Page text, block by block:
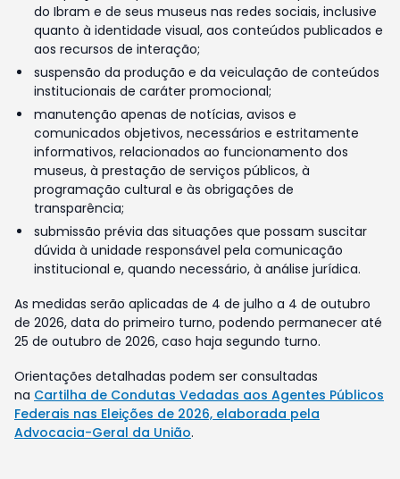
do Ibram e de seus museus nas redes sociais, inclusive
quanto à identidade visual, aos conteúdos publicados e
aos recursos de interação;
suspensão da produção e da veiculação de conteúdos
institucionais de caráter promocional;
manutenção apenas de notícias, avisos e
comunicados objetivos, necessários e estritamente
informativos, relacionados ao funcionamento dos
museus, à prestação de serviços públicos, à
programação cultural e às obrigações de
transparência;
submissão prévia das situações que possam suscitar
dúvida à unidade responsável pela comunicação
institucional e, quando necessário, à análise jurídica.
As medidas serão aplicadas de 4 de julho a 4 de outubro
de 2026, data do primeiro turno, podendo permanecer até
25 de outubro de 2026, caso haja segundo turno.
Orientações detalhadas podem ser consultadas
na Cartilha de Condutas Vedadas aos Agentes Públicos
Federais nas Eleições de 2026, elaborada pela
Advocacia-Geral da União.